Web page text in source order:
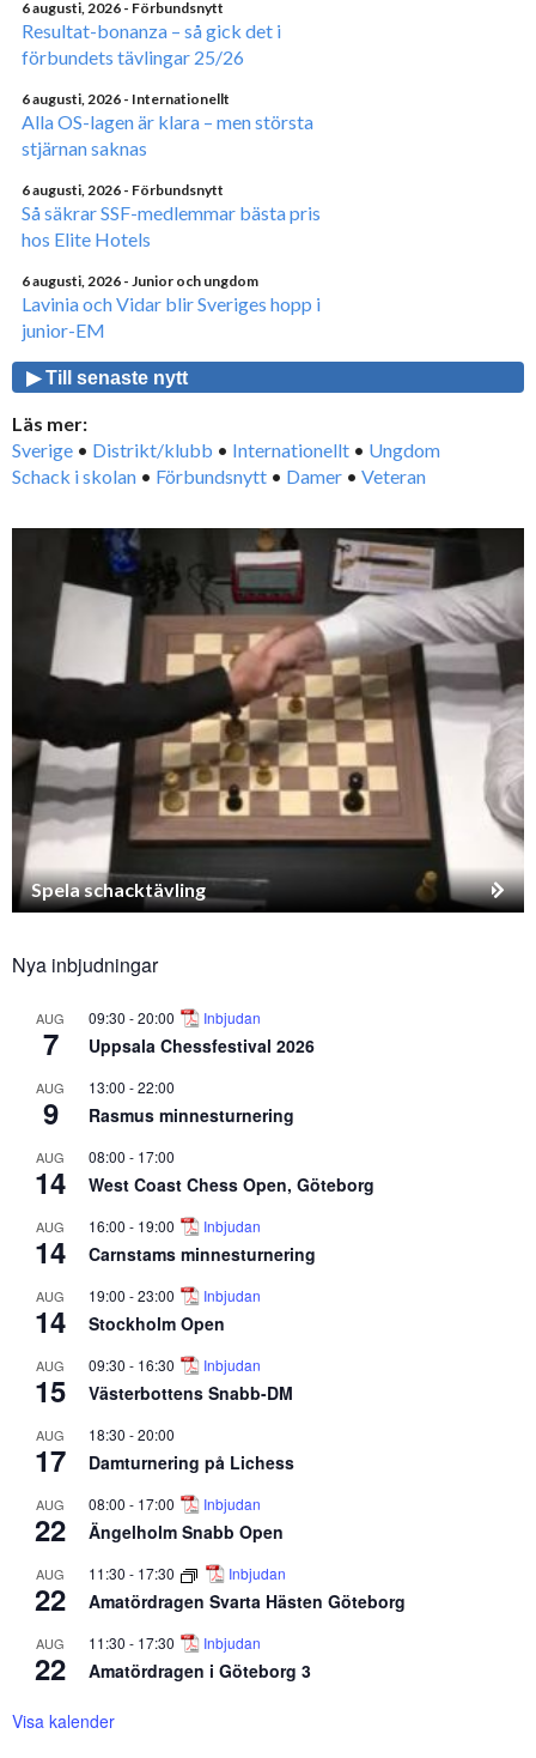
6 augusti, 2026 - Förbundsnytt
Resultat-bonanza – så gick det i
förbundets tävlingar 25/26
6 augusti, 2026 - Internationellt
Alla OS-lagen är klara – men största
stjärnan saknas
6 augusti, 2026 - Förbundsnytt
Så säkrar SSF-medlemmar bästa pris
hos Elite Hotels
6 augusti, 2026 - Junior och ungdom
Lavinia och Vidar blir Sveriges hopp i
junior-EM
▶ Till senaste nytt
Läs mer:
Sverige • Distrikt/klubb • Internationellt • Ungdom
Schack i skolan • Förbundsnytt • Damer • Veteran
Spela schacktävling
Nya inbjudningar
AUG
7
09:30 -20:00 Inbjudan
Uppsala Chessfestival 2026
AUG
9
13:00 -22:00
Rasmus minnesturnering
AUG
14
08:00 - 17:00
West Coast Chess Open, Göteborg
AUG
14
16:00 - 19:00 Inbjudan
Carnstams minnesturnering
AUG
14
19:00 -23:00 Inbjudan
Stockholm Open
AUG
15
09:30 - 16:30 Inbjudan
Västerbottens Snabb-DM
AUG
17
18:30 -20:00
Damturnering på Lichess
AUG
22
08:00 - 17:00 Inbjudan
Ängelholm Snabb Open
AUG
22
11:30 - 17:30 Inbjudan
Amatördragen Svarta Hästen Göteborg
AUG
22
11:30 - 17:30 Inbjudan
Amatördragen i Göteborg 3
Visa kalender